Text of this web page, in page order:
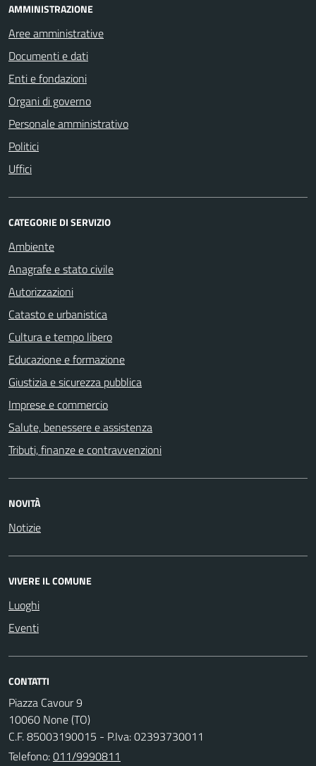
AMMINISTRAZIONE
Aree amministrative
Documenti e dati
Enti e fondazioni
Organi di governo
Personale amministrativo
Politici
Uffici
CATEGORIE DI SERVIZIO
Ambiente
Anagrafe e stato civile
Autorizzazioni
Catasto e urbanistica
Cultura e tempo libero
Educazione e formazione
Giustizia e sicurezza pubblica
Imprese e commercio
Salute, benessere e assistenza
Tributi, finanze e contravvenzioni
NOVITÀ
Notizie
VIVERE IL COMUNE
Luoghi
Eventi
CONTATTI
Piazza Cavour 9
10060 None (TO)
C.F. 85003190015 - P.Iva: 02393730011
Telefono:011/9990811